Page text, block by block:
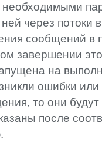
необходимыми
через потоки
сообщений в
завершении
на
ошибки
то они
после